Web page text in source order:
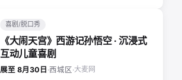
喜剧/脱口秀
《大闹天宫》西游记孙悟空 · 沉浸式
互动儿童喜剧
展至 8月30日 ·西城区·大麦网